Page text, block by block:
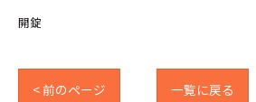
開錠
< 前のページ 一覧に戻る